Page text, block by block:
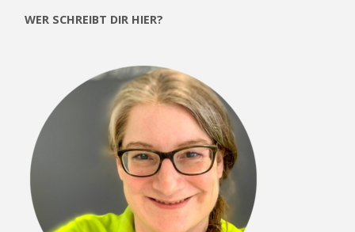
WER SCHREIBT DIR HIER?